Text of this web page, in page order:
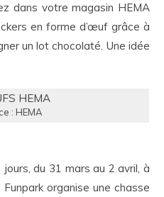
dans votre magasin HEMA
en forme d’œuf grâce à
un lot chocolaté. Une idée
: HEMA
du 31 mars au 2 avril, à
organise une chasse